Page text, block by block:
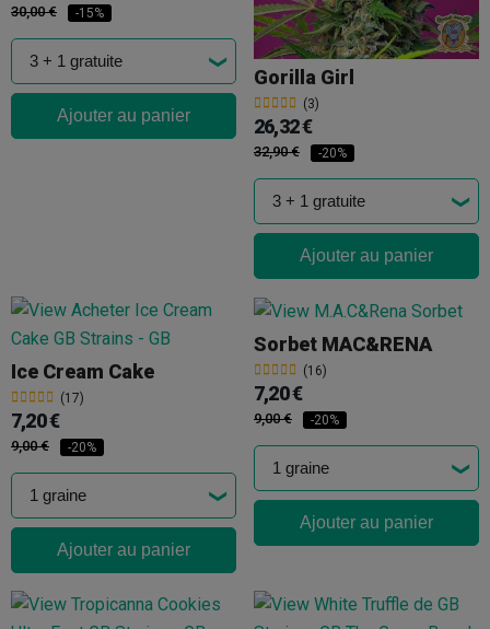
30,00 € -15%
Ajouter au panier
Gorilla Girl
(3)
26,32 €
32,90 € -20%
Ajouter au panier
Ice Cream Cake
(17)
7,20 €
9,00 € -20%
Ajouter au panier
Sorbet MAC&RENA
(16)
7,20 €
9,00 € -20%
Ajouter au panier